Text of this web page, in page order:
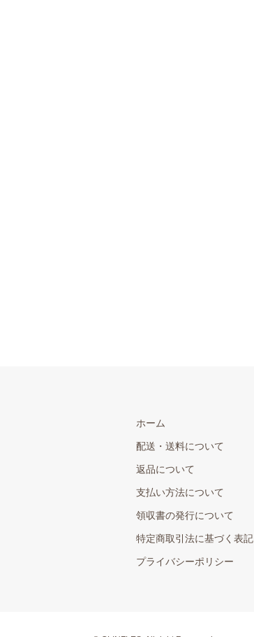
ホーム
配送・送料について
返品について
支払い方法について
領収書の発行について
特定商取引法に基づく表記
プライバシーポリシー